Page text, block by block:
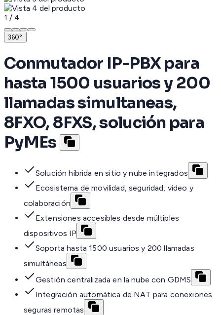
1 / 4
360°
Conmutador IP-PBX para
hasta 1500 usuarios y 200
llamadas simultaneas,
8FXO, 8FXS, solución para
PyMEs
Solución híbrida en sitio y nube integrados
Ecosistema de movilidad, seguridad, video y
colaboración
Extensiones accesibles desde múltiples
dispositivos IP
Soporta hasta 1500 usuarios y 200 llamadas
simultáneas
Gestión centralizada en la nube con GDMS
Integración automática de NAT para conexiones
seguras remotas